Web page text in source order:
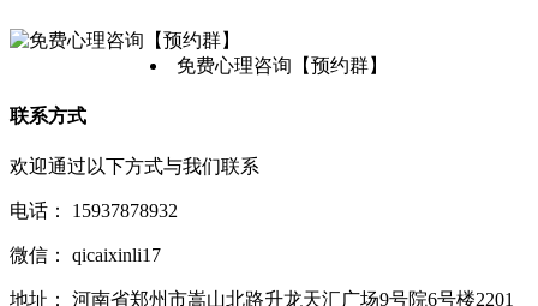
免费心理咨询【预约群】
联系方式
欢迎通过以下方式与我们联系
电话： 15937878932
微信： qicaixinli17
地址：
河南省郑州市嵩山北路升龙天汇广场9号院6号楼2201